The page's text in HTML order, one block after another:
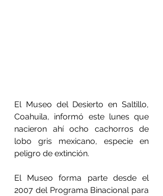
El Museo del Desierto en Saltillo,
Coahuila, informó este lunes que
nacieron ahí ocho cachorros de
lobo gris mexicano, especie en
peligro de extinción.
El Museo forma parte desde el
2007 del Programa Binacional para